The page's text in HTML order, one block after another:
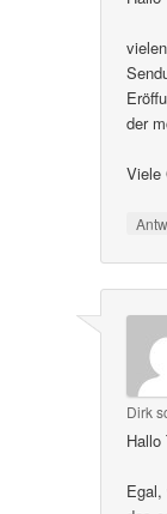
der
Viele
Dirk
Hallo